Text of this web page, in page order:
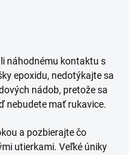
náhodnému kontaktu s
epoxidu, nedotýkajte sa
nádob, pretože sa
nebudete mať rukavice.
a pozbierajte čo
utierkami. Veľké úniky